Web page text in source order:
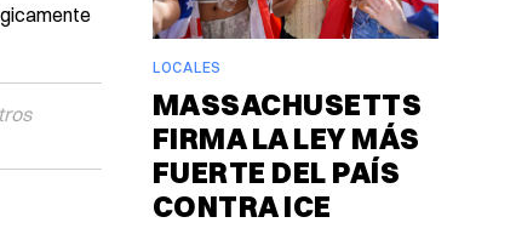
LOCALES
MASSACHUSETTS
FIRMA LA LEY MÁS
FUERTE DEL PAÍS
CONTRA ICE